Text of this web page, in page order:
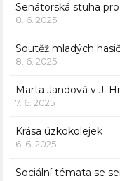
Senátorská stuha
8. 6. 2025
Soutěž mladých
8. 6. 2025
Marta Jandová v J.
7. 6. 2025
Krása úzkokolejek
6. 6. 2025
Sociální témata se